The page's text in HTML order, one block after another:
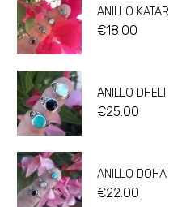
ANILLO KATAR
€18.00
ANILLO DHELI
€25.00
ANILLO DOHA
€22.00